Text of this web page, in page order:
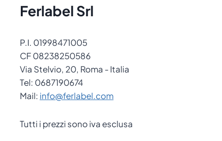
Ferlabel Srl
P.I. 01998471005
CF 08238250586
Via Stelvio, 20, Roma - Italia
Tel: 0687190674
Mail: info@ferlabel.com
Tutti i prezzi sono iva esclusa